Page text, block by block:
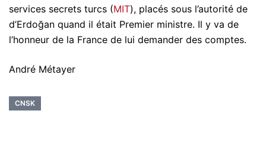
services secrets turcs (MIT), placés sous l’autorité de
d’Erdoğan quand il était Premier ministre. Il y va de
l’honneur de la France de lui demander des comptes.
André Métayer
CNSK